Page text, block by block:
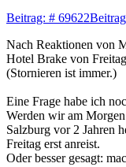
Beitrag: # 69622Beitrag
Nach Reaktionen von
Hotel Brake von
(Stornieren ist immer.)
Eine Frage habe ich
Werden wir am
Salzburg vor 2 Jahren
Freitag erst anreist.
Oder besser gesagt: